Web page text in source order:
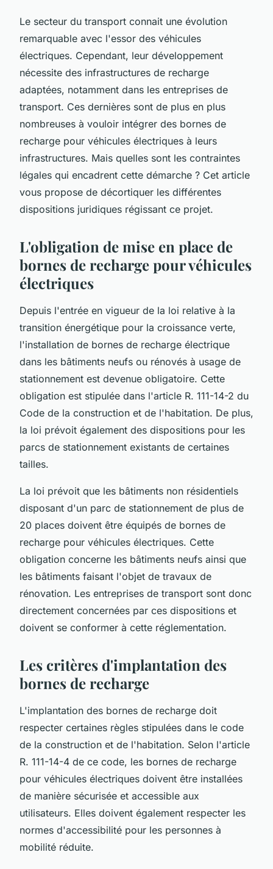
Le secteur du transport connait une évolution
remarquable avec l'essor des véhicules
électriques. Cependant, leur développement
nécessite des infrastructures de recharge
adaptées, notamment dans les entreprises de
transport. Ces dernières sont de plus en plus
nombreuses à vouloir intégrer des bornes de
recharge pour véhicules électriques à leurs
infrastructures. Mais quelles sont les contraintes
légales qui encadrent cette démarche ? Cet article
vous propose de décortiquer les différentes
dispositions juridiques régissant ce projet.
L'obligation de mise en place de
bornes de recharge pour véhicules
électriques
Depuis l'entrée en vigueur de la loi relative à la
transition énergétique pour la croissance verte,
l'installation de bornes de recharge électrique
dans les bâtiments neufs ou rénovés à usage de
stationnement est devenue obligatoire. Cette
obligation est stipulée dans l'article R. 111-14-2 du
Code de la construction et de l'habitation. De plus,
la loi prévoit également des dispositions pour les
parcs de stationnement existants de certaines
tailles.
La loi prévoit que les bâtiments non résidentiels
disposant d'un parc de stationnement de plus de
20 places doivent être équipés de bornes de
recharge pour véhicules électriques. Cette
obligation concerne les bâtiments neufs ainsi que
les bâtiments faisant l'objet de travaux de
rénovation. Les entreprises de transport sont donc
directement concernées par ces dispositions et
doivent se conformer à cette réglementation.
Les critères d'implantation des
bornes de recharge
L'implantation des bornes de recharge doit
respecter certaines règles stipulées dans le code
de la construction et de l'habitation. Selon l'article
R. 111-14-4 de ce code, les bornes de recharge
pour véhicules électriques doivent être installées
de manière sécurisée et accessible aux
utilisateurs. Elles doivent également respecter les
normes d'accessibilité pour les personnes à
mobilité réduite.